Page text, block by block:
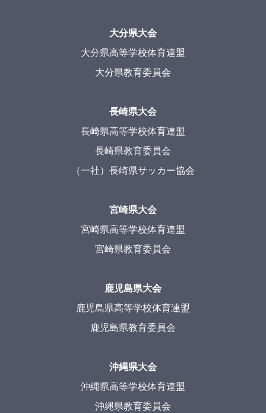
大分県大会
大分県高等学校体育連盟
大分県教育委員会
長崎県大会
長崎県高等学校体育連盟
長崎県教育委員会
（一社）長崎県サッカー協会
宮崎県大会
宮崎県高等学校体育連盟
宮崎県教育委員会
鹿児島県大会
鹿児島県高等学校体育連盟
鹿児島県教育委員会
沖縄県大会
沖縄県高等学校体育連盟
沖縄県教育委員会